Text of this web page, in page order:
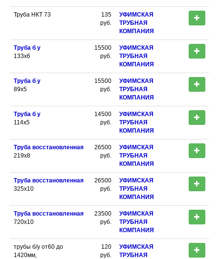
Труба НКТ 73
135
руб.
УФИМСКАЯ
ТРУБНАЯ
КОМПАНИЯ
Труба б у
133х6
15500
руб.
УФИМСКАЯ
ТРУБНАЯ
КОМПАНИЯ
Труба б у
89х5
15500
руб.
УФИМСКАЯ
ТРУБНАЯ
КОМПАНИЯ
Труба б у
114х5
14500
руб.
УФИМСКАЯ
ТРУБНАЯ
КОМПАНИЯ
Труба восстановленная
219х8
26500
руб.
УФИМСКАЯ
ТРУБНАЯ
КОМПАНИЯ
Труба восстановленная
325х10
26500
руб.
УФИМСКАЯ
ТРУБНАЯ
КОМПАНИЯ
Труба восстановленная
720х10
23500
руб.
УФИМСКАЯ
ТРУБНАЯ
КОМПАНИЯ
трубы б/у от60 до
1420мм,
120
руб.
УФИМСКАЯ
ТРУБНАЯ